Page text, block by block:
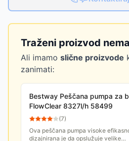
Traženi proizvod
Ali imamo slične proizvode
zanimati:
Bestway Peščana pumpa za
FlowClear 8327l/h 58499
(7)
Ova peščana pumpa visoke
dizajnirana je da opslužuje velike